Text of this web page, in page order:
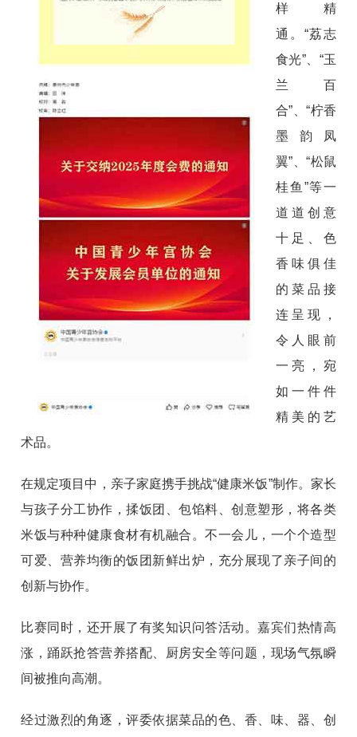
样精
通。“荔志
食光”、“玉
兰百
合”、“柠香
墨韵凤
翼”、“松鼠
桂鱼”等一
道道创意
十足、色
香味俱佳
的菜品接
连呈现，
令人眼前
一亮，宛
如一件件
精美的艺
术品。
在规定项目中，亲子家庭携手挑战“健康米饭”制作。家长
与孩子分工协作，揉饭团、包馅料、创意塑形，将各类
米饭与种种健康食材有机融合。不一会儿，一个个造型
可爱、营养均衡的饭团新鲜出炉，充分展现了亲子间的
创新与协作。
比赛同时，还开展了有奖知识问答活动。嘉宾们热情高
涨，踊跃抢答营养搭配、厨房安全等问题，现场气氛瞬
间被推向高潮 。
经过激烈的角逐，评委依据菜品的色、香、味、器、创